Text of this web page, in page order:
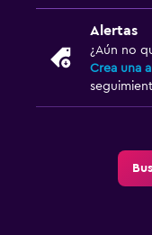
Alertas
¿Aún no
Crea una